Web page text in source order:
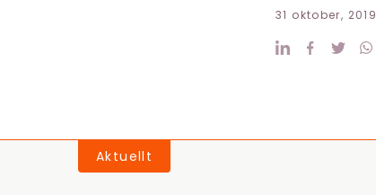
31 oktober, 2019
Aktuellt